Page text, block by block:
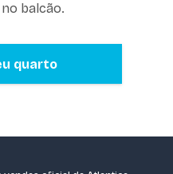
balcão.
quarto